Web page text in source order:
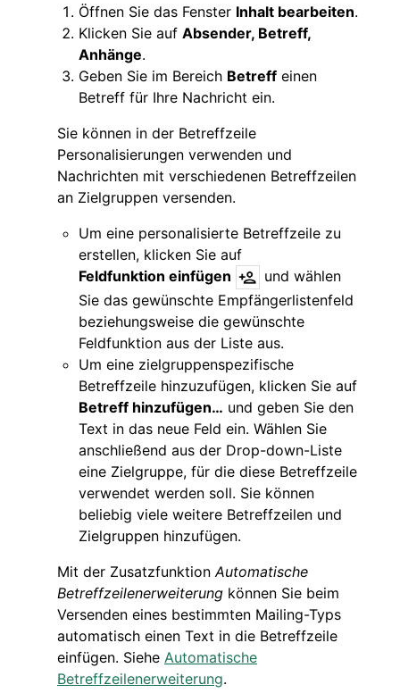
Öffnen Sie das Fenster Inhalt bearbeiten.
Klicken Sie auf Absender, Betreff,
Anhänge.
Geben Sie im Bereich Betreff einen
Betreff für Ihre Nachricht ein.
Sie können in der Betreffzeile
Personalisierungen verwenden und
Nachrichten mit verschiedenen Betreffzeilen
an Zielgruppen versenden.
Um eine personalisierte Betreffzeile zu
erstellen, klicken Sie auf
Feldfunktion einfügen
und wählen
Sie das gewünschte Empfängerlistenfeld
beziehungsweise die gewünschte
Feldfunktion aus der Liste aus.
Um eine zielgruppenspezifische
Betreffzeile hinzuzufügen, klicken Sie auf
Betreff hinzufügen… und geben Sie den
Text in das neue Feld ein. Wählen Sie
anschließend aus der Drop-down-Liste
eine Zielgruppe, für die diese Betreffzeile
verwendet werden soll. Sie können
beliebig viele weitere Betreffzeilen und
Zielgruppen hinzufügen.
Mit der ZusatzfunktionAutomatische
Betreffzeilenerweiterung können Sie beim
Versenden eines bestimmten Mailing-Typs
automatisch einen Text in die Betreffzeile
einfügen. Siehe Automatische
Betreffzeilenerweiterung.